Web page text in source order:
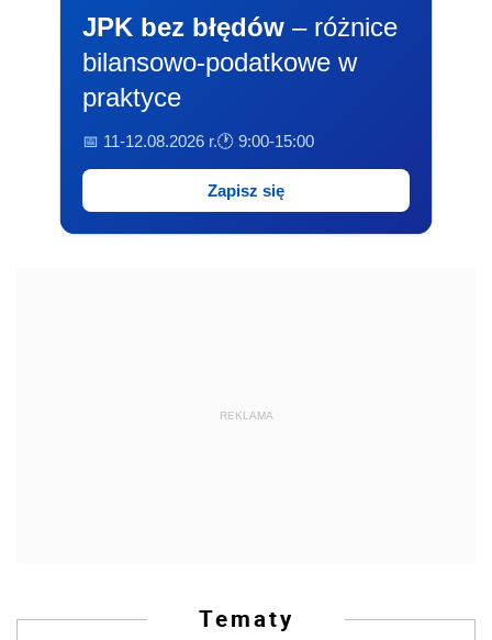
JPK bez błędów – różnice
bilansowo-podatkowe w
praktyce
📅 11-12.08.2026 r.🕐 9:00-15:00
Zapisz się
REKLAMA
Tematy